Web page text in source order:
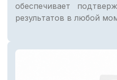
обеспечивает
результатов в любой